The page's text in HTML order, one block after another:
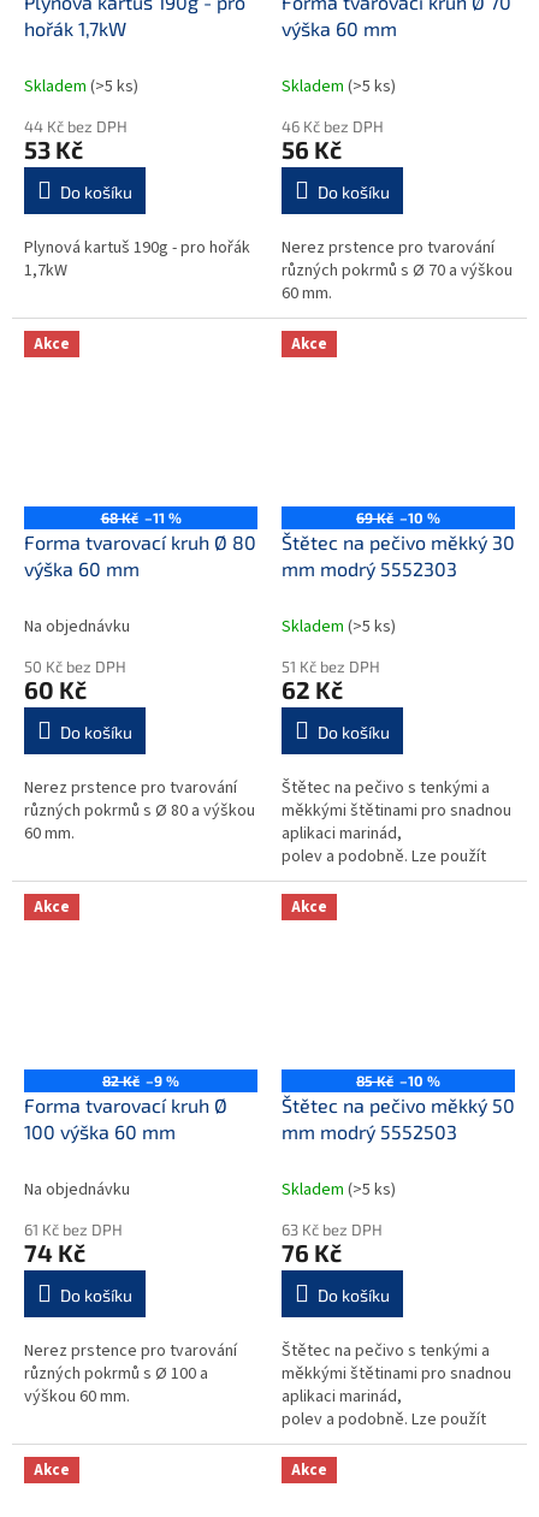
hořák 1,7kW
Skladem (>5 ks)
44 Kč bez DPH
53 Kč
Do košíku
Plynová kartuš 190g - pro hořák
1,7kW
výška 60 mm
Skladem (>5 ks)
46 Kč bez DPH
56 Kč
Do košíku
Nerez prstence pro tvarování
různých pokrmů s Ø 70 a výškou
60 mm.
Akce
68 Kč –11 %
Forma tvarovací kruh Ø 80
výška 60 mm
Na objednávku
50 Kč bez DPH
60 Kč
Do košíku
Nerez prstence pro tvarování
různých pokrmů s Ø 80 a výškou
60 mm.
Akce
69 Kč –10 %
Štětec na pečivo měkký 30
mm modrý 5552303
Skladem (>5 ks)
51 Kč bez DPH
62 Kč
Do košíku
Štětec na pečivo s tenkými a
měkkými štětinami pro snadnou
aplikaci marinád,
polev a podobně. Lze použít
také pro čištění malých a složitě
dostupných ploch. Výrobek v...
Akce
82 Kč –9 %
Forma tvarovací kruh Ø
100 výška 60 mm
Na objednávku
61 Kč bez DPH
74 Kč
Do košíku
Nerez prstence pro tvarování
různých pokrmů s Ø 100 a
výškou 60 mm.
Akce
85 Kč –10 %
Štětec na pečivo měkký 50
mm modrý 5552503
Skladem (>5 ks)
63 Kč bez DPH
76 Kč
Do košíku
Štětec na pečivo s tenkými a
měkkými štětinami pro snadnou
aplikaci marinád,
polev a podobně. Lze použít
také pro čištění malých a složitě
dostupných ploch. Výrobek v...
Akce Akce